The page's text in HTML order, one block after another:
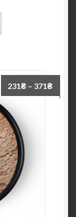
231₴ – 371₴